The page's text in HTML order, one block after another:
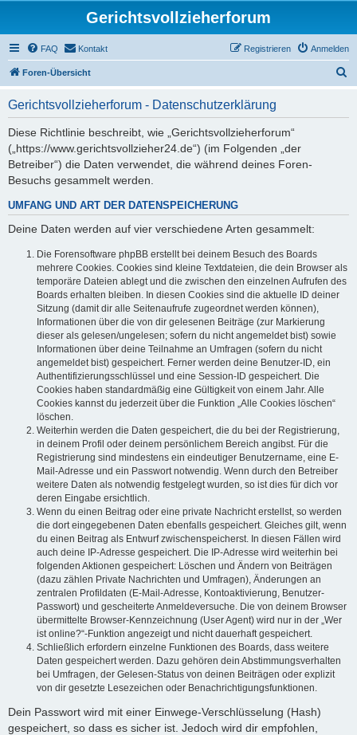
Gerichtsvollzieherforum
FAQ Kontakt Anmelden
Registrieren
Foren-Übersicht
Gerichtsvollzieherforum - Datenschutzerklärung
Diese Richtlinie beschreibt, wie „Gerichtsvollzieherforum“
(„https://www.gerichtsvollzieher24.de“) (im Folgenden „der
Betreiber“) die Daten verwendet, die während deines Foren-
Besuchs gesammelt werden.
UMFANG UND ART DER DATENSPEICHERUNG
Deine Daten werden auf vier verschiedene Arten gesammelt:
Die Forensoftware phpBB erstellt bei deinem Besuch des Boards
mehrere Cookies. Cookies sind kleine Textdateien, die dein Browser als
temporäre Dateien ablegt und die zwischen den einzelnen Aufrufen des
Boards erhalten bleiben. In diesen Cookies sind die aktuelle ID deiner
Sitzung (damit dir alle Seitenaufrufe zugeordnet werden können),
Informationen über die von dir gelesenen Beiträge (zur Markierung
dieser als gelesen/ungelesen; sofern du nicht angemeldet bist) sowie
Informationen über deine Teilnahme an Umfragen (sofern du nicht
angemeldet bist) gespeichert. Ferner werden deine Benutzer-ID, ein
Authentifizierungsschlüssel und eine Session-ID gespeichert. Die
Cookies haben standardmäßig eine Gültigkeit von einem Jahr. Alle
Cookies kannst du jederzeit über die Funktion „Alle Cookies löschen“
löschen.
Weiterhin werden die Daten gespeichert, die du bei der Registrierung,
in deinem Profil oder deinem persönlichem Bereich angibst. Für die
Registrierung sind mindestens ein eindeutiger Benutzername, eine E-
Mail-Adresse und ein Passwort notwendig. Wenn durch den Betreiber
weitere Daten als notwendig festgelegt wurden, so ist dies für dich vor
deren Eingabe ersichtlich.
Wenn du einen Beitrag oder eine private Nachricht erstellst, so werden
die dort eingegebenen Daten ebenfalls gespeichert. Gleiches gilt, wenn
du einen Beitrag als Entwurf zwischenspeicherst. In diesen Fällen wird
auch deine IP-Adresse gespeichert. Die IP-Adresse wird weiterhin bei
folgenden Aktionen gespeichert: Löschen und Ändern von Beiträgen
(dazu zählen Private Nachrichten und Umfragen), Änderungen an
zentralen Profildaten (E-Mail-Adresse, Kontoaktivierung, Benutzer-
Passwort) und gescheiterte Anmeldeversuche. Die von deinem Browser
übermittelte Browser-Kennzeichnung (User Agent) wird nur in der „Wer
ist online?“-Funktion angezeigt und nicht dauerhaft gespeichert.
Schließlich erfordern einzelne Funktionen des Boards, dass weitere
Daten gespeichert werden. Dazu gehören dein Abstimmungsverhalten
bei Umfragen, der Gelesen-Status von deinen Beiträgen oder explizit
von dir gesetzte Lesezeichen oder Benachrichtigungsfunktionen.
Dein Passwort wird mit einer Einwege-Verschlüsselung (Hash)
gespeichert, so dass es sicher ist. Jedoch wird dir empfohlen,